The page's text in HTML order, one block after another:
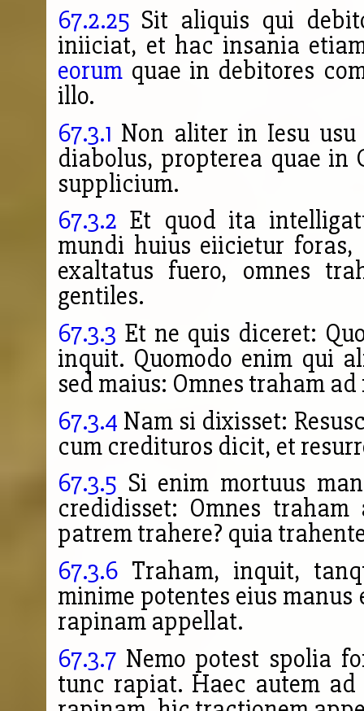
67.2.25 Sit aliquis qui
iniiciat, et hac insania
eorumquae in debitores
illo.
67.3.1 Non aliter in Iesu
diabolus, propterea quae in
supplicium.
67.3.2 Et quod ita
mundi huius eiicietur
exaltatus fuero, omnes
gentiles.
67.3.3 Et ne quis diceret:
inquit. Quomodo enim qui
sed maius: Omnes traham ad
67.3.4 Nam si dixisset:
cum credituros dicit, et
67.3.5 Si enim mortuus
credidisset: Omnes
patrem trahere? quia
67.3.6 Traham, inquit,
minime potentes eius
rapinam appellat.
67.3.7Nemo potest spolia
tunc rapiat. Haec autem